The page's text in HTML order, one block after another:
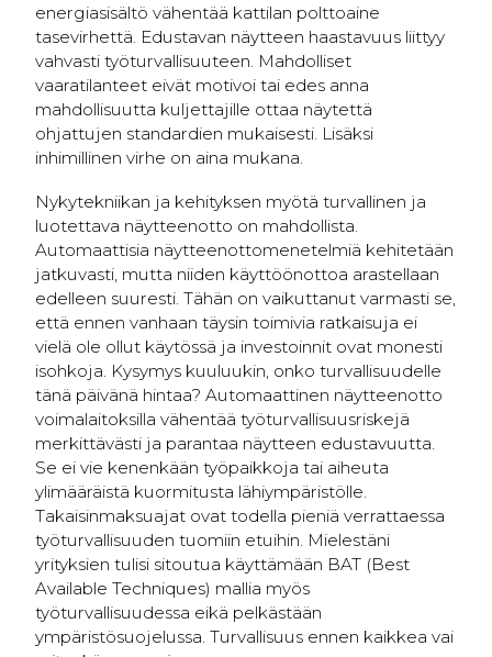
energiasisältö vähentää kattilan polttoaine
tasevirhettä. Edustavan näytteen haastavuus liittyy
vahvasti työturvallisuuteen. Mahdolliset
vaaratilanteet eivät motivoi tai edes anna
mahdollisuutta kuljettajille ottaa näytettä
ohjattujen standardien mukaisesti. Lisäksi
inhimillinen virhe on aina mukana.
Nykytekniikan ja kehityksen myötä turvallinen ja
luotettava näytteenotto on mahdollista.
Automaattisia näytteenottomenetelmiä kehitetään
jatkuvasti, mutta niiden käyttöönottoa arastellaan
edelleen suuresti. Tähän on vaikuttanut varmasti se,
että ennen vanhaan täysin toimivia ratkaisuja ei
vielä ole ollut käytössä ja investoinnit ovat monesti
isohkoja. Kysymys kuuluukin, onko turvallisuudelle
tänä päivänä hintaa? Automaattinen näytteenotto
voimalaitoksilla vähentää työturvallisuusriskejä
merkittävästi ja parantaa näytteen edustavuutta.
Se ei vie kenenkään työpaikkoja tai aiheuta
ylimääräistä kuormitusta lähiympäristölle.
Takaisinmaksuajat ovat todella pieniä verrattaessa
työturvallisuuden tuomiin etuihin. Mielestäni
yrityksien tulisi sitoutua käyttämään BAT (Best
Available Techniques) mallia myös
työturvallisuudessa eikä pelkästään
ympäristösuojelussa. Turvallisuus ennen kaikkea vai